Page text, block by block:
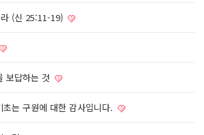
(신 25:11-19)
보답하는 것
초는 구원에 대한 감사입니다.